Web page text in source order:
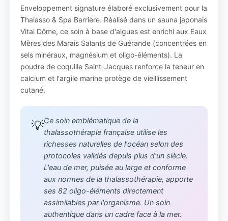
Enveloppement signature élaboré exclusivement pour la
Thalasso & Spa Barrière. Réalisé dans un sauna japonais
Vital Dôme, ce soin à base d'algues est enrichi aux Eaux
Mères des Marais Salants de Guérande (concentrées en
sels minéraux, magnésium et oligo-éléments). La
poudre de coquille Saint-Jacques renforce la teneur en
calcium et l'argile marine protège de vieillissement
cutané.
💡Ce soin emblématique de la
thalassothérapie française utilise les
richesses naturelles de l'océan selon des
protocoles validés depuis plus d'un siècle.
L'eau de mer, puisée au large et conforme
aux normes de la thalassothérapie, apporte
ses 82 oligo-éléments directement
assimilables par l'organisme. Un soin
authentique dans un cadre face à la mer.